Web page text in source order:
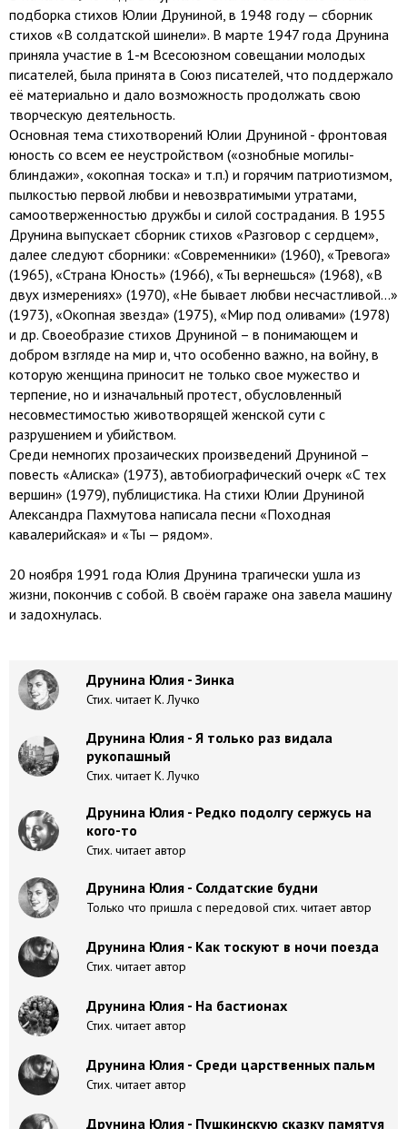
подборка стихов Юлии Друниной, в 1948 году — сборник
стихов «В солдатской шинели». В марте 1947 года Друнина
приняла участие в 1-м Всесоюзном совещании молодых
писателей, была принята в Союз писателей, что поддержало
её материально и дало возможность продолжать свою
творческую деятельность.
Основная тема стихотворений Юлии Друниной - фронтовая
юность со всем ее неустройством («ознобные могилы-
блиндажи», «окопная тоска» и т.п.) и горячим патриотизмом,
пылкостью первой любви и невозвратимыми утратами,
самоотверженностью дружбы и силой сострадания. В 1955
Друнина выпускает сборник стихов «Разговор с сердцем»,
далее следуют сборники: «Современники» (1960), «Тревога»
(1965), «Страна Юность» (1966), «Ты вернешься» (1968), «В
двух измерениях» (1970), «Не бывает любви несчастливой...»
(1973), «Окопная звезда» (1975), «Мир под оливами» (1978)
и др. Своеобразие стихов Друниной – в понимающем и
добром взгляде на мир и, что особенно важно, на войну, в
которую женщина приносит не только свое мужество и
терпение, но и изначальный протест, обусловленный
несовместимостью животворящей женской сути с
разрушением и убийством.
Среди немногих прозаических произведений Друниной –
повесть «Алиска» (1973), автобиографический очерк «С тех
вершин» (1979), публицистика. На стихи Юлии Друниной
Александра Пахмутова написала песни «Походная
кавалерийская» и «Ты — рядом».
20 ноября 1991 года Юлия Друнина трагически ушла из
жизни, покончив с собой. В своём гараже она завела машину
и задохнулась.
Друнина Юлия - Зинка
Стих. читает К. Лучко
Друнина Юлия - Я только раз видала
рукопашный
Стих. читает К. Лучко
Друнина Юлия - Редко подолгу сержусь на
кого-то
Стих. читает автор
Друнина Юлия - Солдатские будни
Только что пришла с передовой стих. читает автор
Друнина Юлия - Как тоскуют в ночи поезда
Стих. читает автор
Друнина Юлия - На бастионах
Стих. читает автор
Друнина Юлия - Среди царственных пальм
Стих. читает автор
Друнина Юлия - Пушкинскую сказку памятуя